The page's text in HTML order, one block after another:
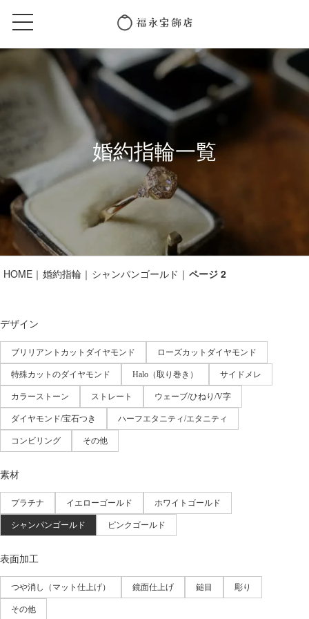
婚約指輪一覧
HOME 婚約指輪 シャンパンゴールド ページ 2
デザイン
ブリリアントカットダイヤモンド ローズカットダイヤモンド
特殊カットのダイヤモンド Halo（取り巻き） サイドメレ
カラーストーン ストレート ウェーブ/ひねり/V字
ダイヤモンド/宝石つき ハーフエタニティ/エタニティ
コンビリング その他
素材
プラチナ イエローゴールド ホワイトゴールド
シャンパンゴールド ピンクゴールド
表面加工
つや消し（マット仕上げ） 鏡面仕上げ 鎚目 彫り
その他